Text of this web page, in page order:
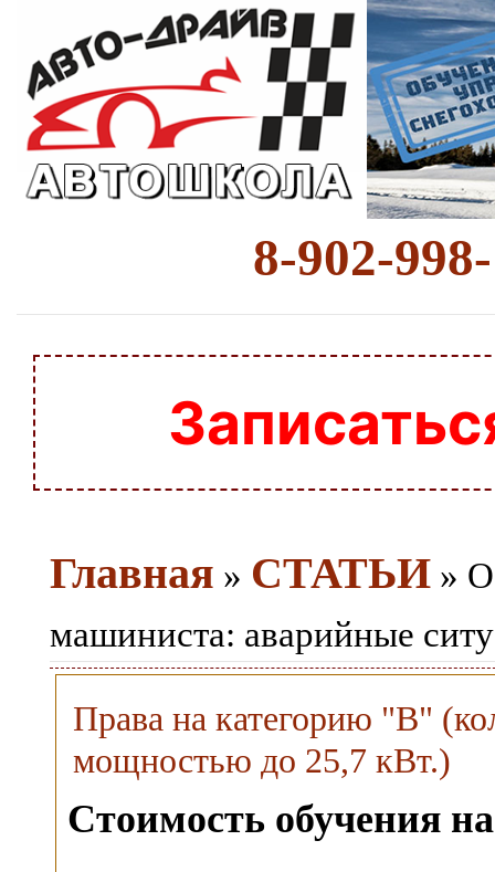
8-902-
Главная » СТАТЬИ »
машиниста: аварийные
Права на категорию "B"
мощностью до 25,7 кВт.)
Стоимость обучения